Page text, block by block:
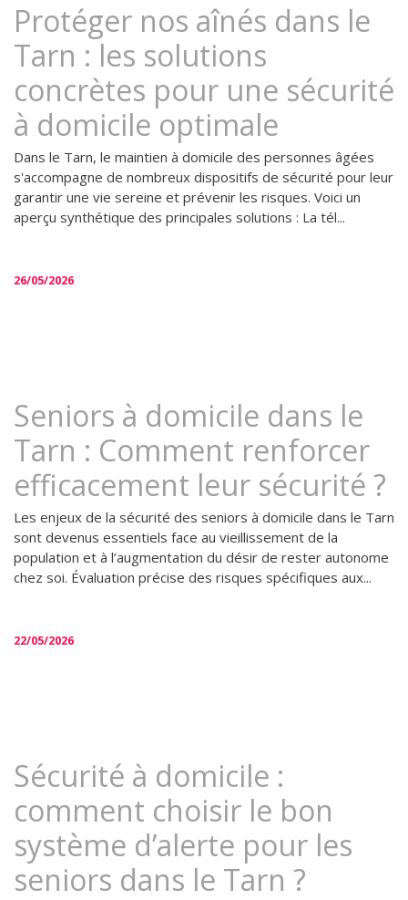
Protéger nos aînés dans le
Tarn : les solutions
concrètes pour une sécurité
à domicile optimale
Dans le Tarn, le maintien à domicile des personnes âgées
s'accompagne de nombreux dispositifs de sécurité pour leur
garantir une vie sereine et prévenir les risques. Voici un
aperçu synthétique des principales solutions : La tél...
26/05/2026
Seniors à domicile dans le
Tarn : Comment renforcer
efficacement leur sécurité ?
Les enjeux de la sécurité des seniors à domicile dans le Tarn
sont devenus essentiels face au vieillissement de la
population et à l’augmentation du désir de rester autonome
chez soi. Évaluation précise des risques spécifiques aux...
22/05/2026
Sécurité à domicile :
comment choisir le bon
système d’alerte pour les
seniors dans le Tarn ?